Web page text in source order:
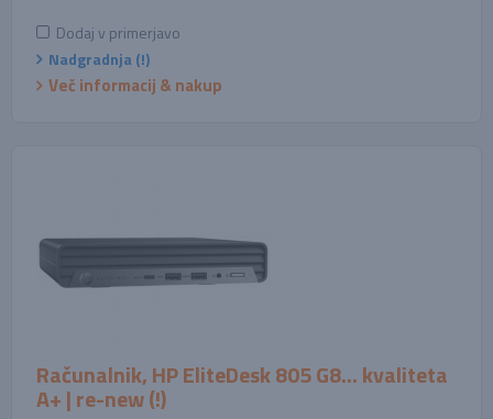
Dodaj v primerjavo
Nadgradnja (!)
Več informacij & nakup
Računalnik, HP EliteDesk 805 G8... kvaliteta
A+ | re-new (!)